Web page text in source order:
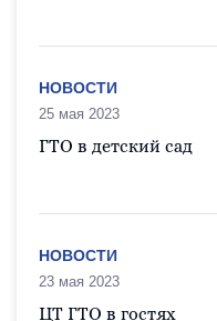
НОВОСТИ
25 мая 2023
ГТО в детский сад
НОВОСТИ
23 мая 2023
ЦТ ГТО в гостях